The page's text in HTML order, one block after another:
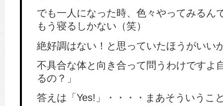
でも一人になった時、色々やってみる
もう寝るしかない（笑）
絶好調はない！と思っていたほうがいい
不具合な体と向き合って問うわけですよ
るの？」
答えは「Yes!」・・・・まあそういうこ